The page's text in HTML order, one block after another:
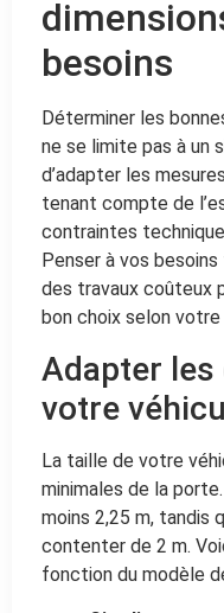
besoins
Déterminer les
ne se limite pas à un
d’adapter les
tenant compte de
contraintes
Penser à vos
des travaux coûteux
bon choix selon
Adapter les
votre
La taille de votre
minimales de la
moins 2,25 m, tandis
contenter de 2 m.
fonction du modèle